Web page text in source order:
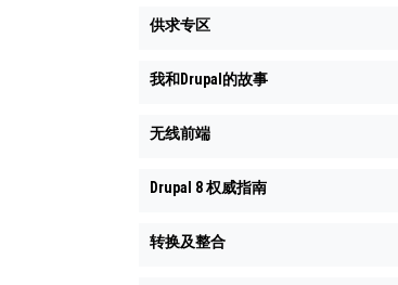
供求专区
我和Drupal的故事
无线前端
Drupal 8 权威指南
转换及整合